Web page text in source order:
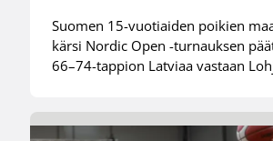
Suomen 15-vuotiaiden poikien
kärsi Nordic Open -turnauksen
66–74-tappion Latviaa vastaan